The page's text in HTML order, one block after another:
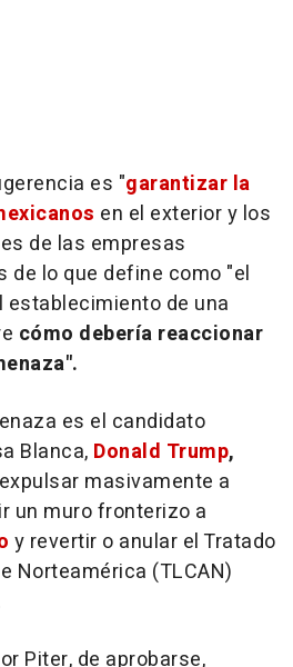
es "garantizar la
en el exterior y los
de las empresas
de lo que define como "el
establecimiento de una
cómo debería reaccionar
es el candidato
Blanca, Donald Trump,
masivamente a
un muro fronterizo a
y revertir o anular el Tratado
Norteamérica (TLCAN)
Piter, de aprobarse,